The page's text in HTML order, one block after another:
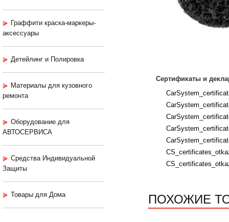
Граффити краска-маркеры-
аксессуары
Детейлинг и Полировка
Материалы для кузовного
ремонта
Оборудование для
АВТОСЕРВИСА
Средства Индивидуальной
Защиты
Товары для Дома
Сертификаты и
ПОХОЖИЕ